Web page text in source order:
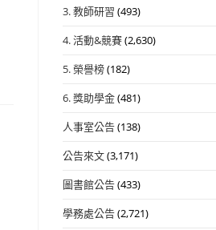
3. 教師研習 (493)
4. 活動&競賽(2,630)
5. 榮譽榜(182)
6. 獎助學金(481)
人事室公告(138)
公告來文(3,171)
圖書館公告(433)
學務處公告(2,721)